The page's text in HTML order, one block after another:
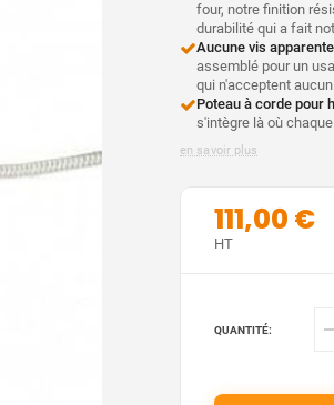
four, notre finition
durabilité qui a fait
Aucune vis
assemblé pour un
qui n'acceptent
Poteau à corde pour
s'intègre là où
en savoir plus
111,00 €
HT
QUANTITÉ: